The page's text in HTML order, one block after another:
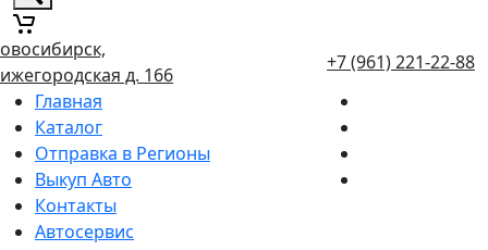
д. 166
+7 (961) 221-22-88
Главная
Каталог
Отправка в Регионы
Выкуп Авто
Контакты
Автосервис